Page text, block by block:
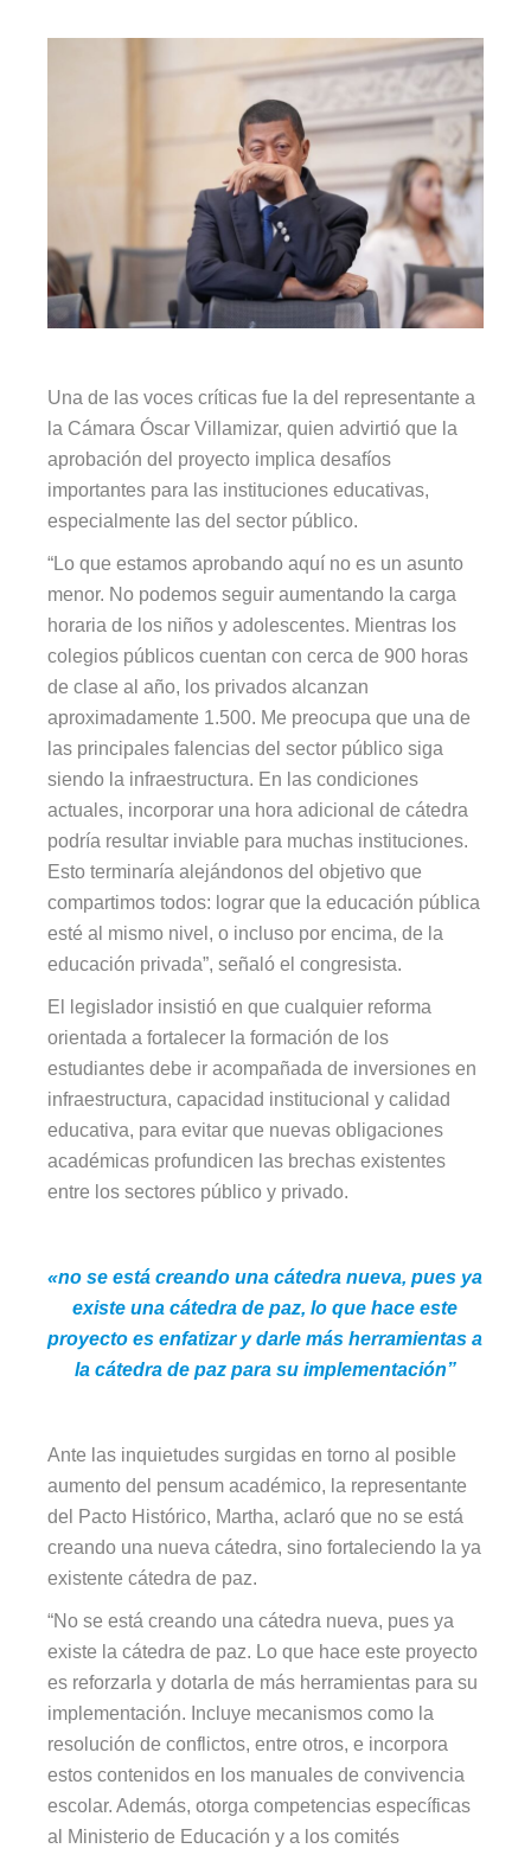
Una de las voces críticas fue la del representante a
la Cámara Óscar Villamizar, quien advirtió que la
aprobación del proyecto implica desafíos
importantes para las instituciones educativas,
especialmente las del sector público.
“Lo que estamos aprobando aquí no es un asunto
menor. No podemos seguir aumentando la carga
horaria de los niños y adolescentes. Mientras los
colegios públicos cuentan con cerca de 900 horas
de clase al año, los privados alcanzan
aproximadamente 1.500. Me preocupa que una de
las principales falencias del sector público siga
siendo la infraestructura. En las condiciones
actuales, incorporar una hora adicional de cátedra
podría resultar inviable para muchas instituciones.
Esto terminaría alejándonos del objetivo que
compartimos todos: lograr que la educación pública
esté al mismo nivel, o incluso por encima, de la
educación privada”, señaló el congresista.
El legislador insistió en que cualquier reforma
orientada a fortalecer la formación de los
estudiantes debe ir acompañada de inversiones en
infraestructura, capacidad institucional y calidad
educativa, para evitar que nuevas obligaciones
académicas profundicen las brechas existentes
entre los sectores público y privado.
«no se está creando una cátedra nueva, pues ya
existe una cátedra de paz, lo que hace este
proyecto es enfatizar y darle más herramientas a
la cátedra de paz para su implementación”
Ante las inquietudes surgidas en torno al posible
aumento del pensum académico, la representante
del Pacto Histórico, Martha, aclaró que no se está
creando una nueva cátedra, sino fortaleciendo la ya
existente cátedra de paz.
“No se está creando una cátedra nueva, pues ya
existe la cátedra de paz. Lo que hace este proyecto
es reforzarla y dotarla de más herramientas para su
implementación. Incluye mecanismos como la
resolución de conflictos, entre otros, e incorpora
estos contenidos en los manuales de convivencia
escolar. Además, otorga competencias específicas
al Ministerio de Educación y a los comités